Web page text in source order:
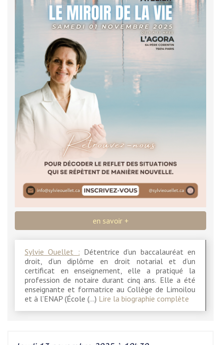
en savoir +
Sylvie Ouellet : Détentrice d’un baccalauréat en
droit, d’un diplôme en droit notarial et d’un
certificat en enseignement, elle a pratiqué la
profession de notaire durant cinq ans. Elle a été
enseignante et formatrice au Collège de Limoilou
et à l’ENAP (École (…) Lire la biographie complète